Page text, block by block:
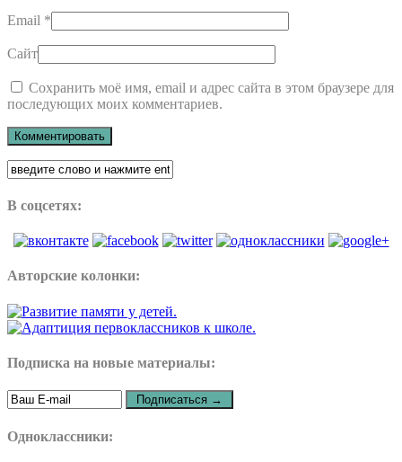
Email *
Сайт
Сохранить моё имя, email и адрес сайта в этом браузере для
последующих моих комментариев.
В соцсетях:
Авторские колонки:
Подписка на новые материалы:
Одноклассники: